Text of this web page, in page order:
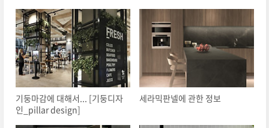
기둥마감에 대해서... [기둥디자
인_pillar design]
세라믹판넬에 관한 정보